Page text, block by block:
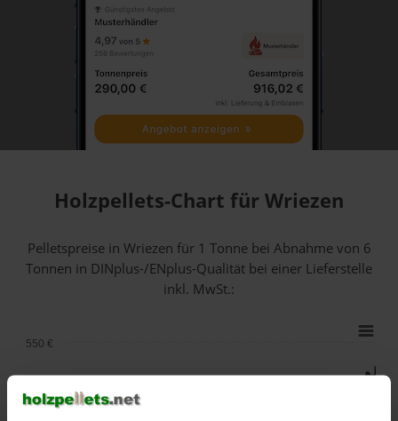
Holzpellets-Chart für Wriezen
Pelletspreise in Wriezen für 1 Tonne bei Abnahmevon 6
Tonnen in DINplus-/ENplus-Qualität bei einer Lieferstelle
inkl. MwSt.:
550 €